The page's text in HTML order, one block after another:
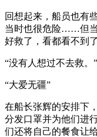
回想起来，船员也有
当时也很危险……但
好救了，看都看不到
“没有人想过不去救。
“大爱无疆”
在船长张辉的安排下
分发口罩并为他们进
们还将自己的餐食让